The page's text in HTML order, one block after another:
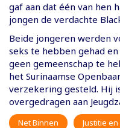
gaf aan dat één van hen
jongen de verdachte
Beide jongeren werden
seks te hebben gehad
geen gemeenschap te
het Surinaamse
verzekering gesteld. Hij
overgedragen aan
Net Binnen Justitie